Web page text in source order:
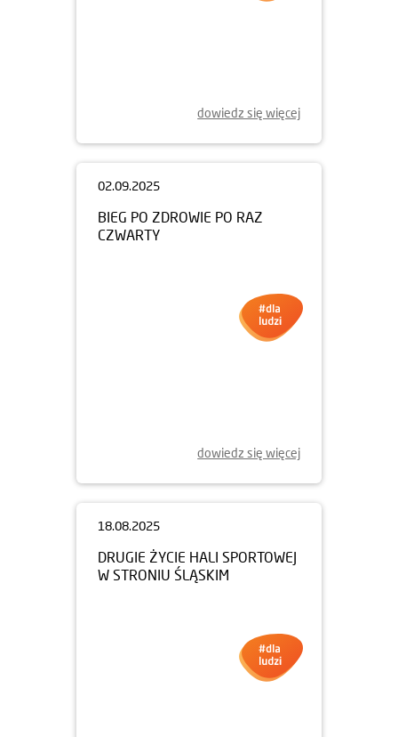
dowiedz się więcej
dowiedz się więcej
18.08.2025
DRUGIE ŻYCIE HALI SPORTOWEJ
W STRONIU ŚLĄSKIM